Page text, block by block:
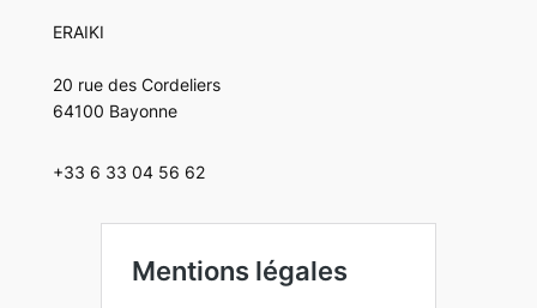
ERAIKI
20 rue des Cordeliers
64100 Bayonne
+33 6 33 04 56 62